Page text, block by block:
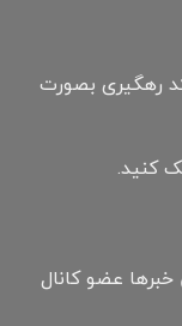
رهگیری بصورت
کنید.
عضو کانال